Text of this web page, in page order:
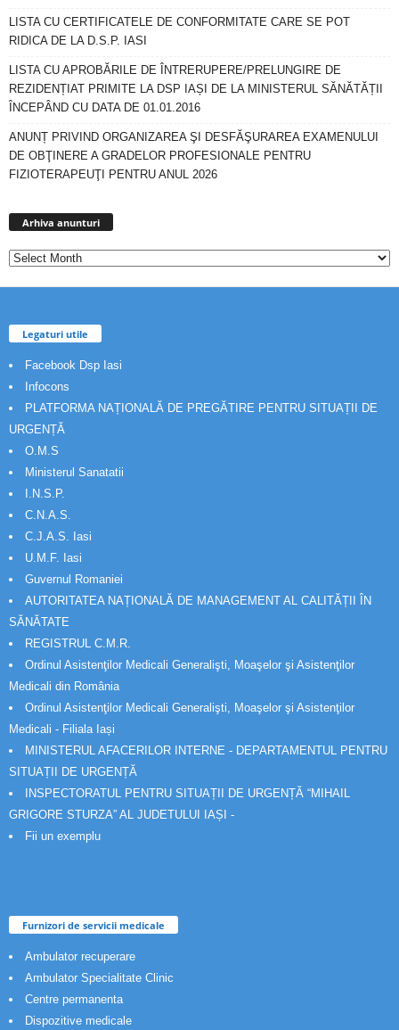
LISTA CU CERTIFICATELE DE CONFORMITATE CARE SE POT
RIDICA DE LA D.S.P. IASI
LISTA CU APROBĂRILE DE ÎNTRERUPERE/PRELUNGIRE DE
REZIDENȚIAT PRIMITE LA DSP IAȘI DE LA MINISTERUL SĂNĂTĂȚII
ÎNCEPÂND CU DATA DE 01.01.2016
ANUNȚ PRIVIND ORGANIZAREA ŞI DESFĂŞURAREA EXAMENULUI
DE OBŢINERE A GRADELOR PROFESIONALE PENTRU
FIZIOTERAPEUŢI PENTRU ANUL 2026
Arhiva anunturi
Legaturi utile
Facebook Dsp Iasi
Infocons
PLATFORMA NAȚIONALĂ DE PREGĂTIRE PENTRU SITUAȚII DE
URGENȚĂ
O.M.S
Ministerul Sanatatii
I.N.S.P.
C.N.A.S.
C.J.A.S. Iasi
U.M.F. Iasi
Guvernul Romaniei
AUTORITATEA NAȚIONALĂ DE MANAGEMENT AL CALITĂȚII ÎN
SĂNĂTATE
REGISTRUL C.M.R.
Ordinul Asistenţilor Medicali Generalişti, Moaşelor şi Asistenţilor
Medicali din România
Ordinul Asistenţilor Medicali Generalişti, Moaşelor şi Asistenţilor
Medicali - Filiala Iași
MINISTERUL AFACERILOR INTERNE - DEPARTAMENTUL PENTRU
SITUAȚII DE URGENȚĂ
INSPECTORATUL PENTRU SITUAȚII DE URGENȚĂ “MIHAIL
GRIGORE STURZA” AL JUDETULUI IAȘI -
Fii un exemplu
Furnizori de servicii medicale
Ambulator recuperare
Ambulator Specialitate Clinic
Centre permanenta
Dispozitive medicale